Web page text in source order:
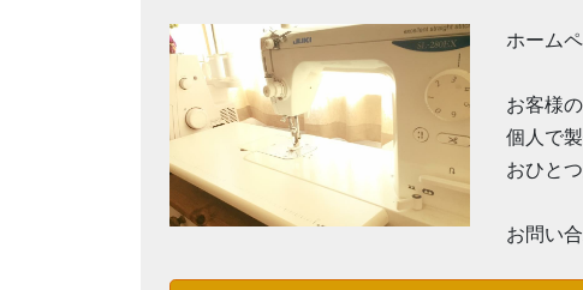
ホーム
お客様
個人で
おひと
お問い